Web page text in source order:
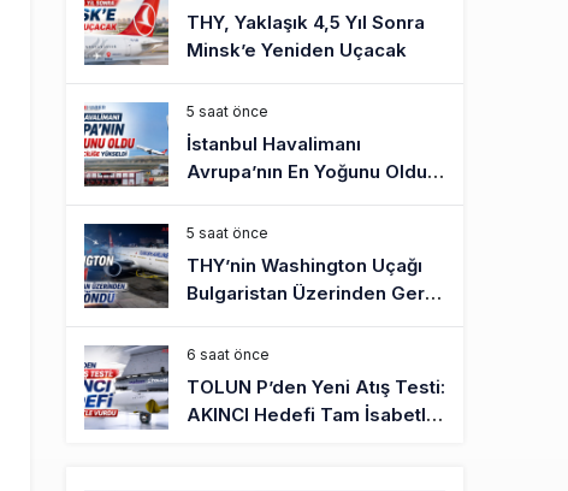
THY, Yaklaşık 4,5 Yıl Sonra
Minsk’e Yeniden Uçacak
5 saat önce
İstanbul Havalimanı
Avrupa’nın En Yoğunu Oldu,
Dünyada 7’nciliğe Yükseldi
5 saat önce
THY’nin Washington Uçağı
Bulgaristan Üzerinden Geri
Döndü
6 saat önce
TOLUN P’den Yeni Atış Testi:
AKINCI Hedefi Tam İsabetle